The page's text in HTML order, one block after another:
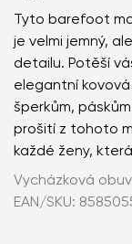
Tyto barefoot
je velmi jemný,
detailu. Potěší
elegantní
šperkům,
prošití z tohoto
každé ženy,
Vycházková obuv
EAN/SKU: